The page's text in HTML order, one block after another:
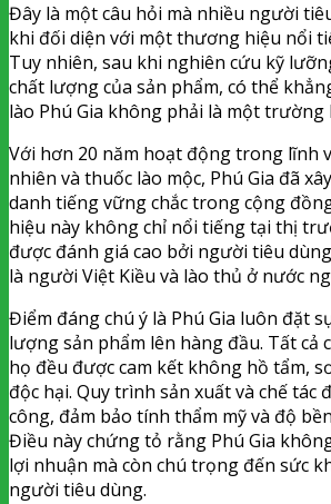
Đây là một câu hỏi mà nhiều người
khi đối diện với một thương hiệu nổi
Tuy nhiên, sau khi nghiên cứu kỹ
chất lượng của sản phẩm, có thể
lào Phú Gia không phải là một trường
Với hơn 20 năm hoạt động trong lĩnh
nhiên và thuốc lào mộc, Phú Gia đã
danh tiếng vững chắc trong cộng
hiệu này không chỉ nổi tiếng tại thị
được đánh giá cao bởi người tiêu
là người Việt Kiều và lào thủ ở nước
Điểm đáng chú ý là Phú Gia luôn đặt
lượng sản phẩm lên hàng đầu. Tất cả
họ đều được cam kết không hồ tẩm,
độc hại. Quy trình sản xuất và chế tác
công, đảm bảo tính thẩm mỹ và độ
Điều này chứng tỏ rằng Phú Gia
lợi nhuận mà còn chú trọng đến sức
người tiêu dùng.